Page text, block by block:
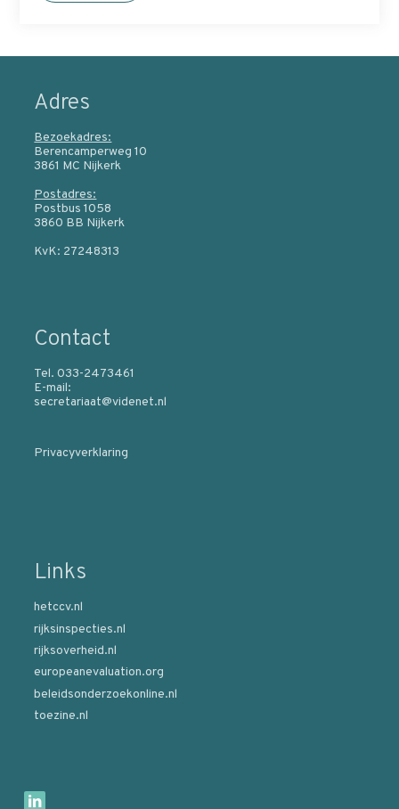
Adres
Bezoekadres:
Berencamperweg 10
3861 MC Nijkerk
Postadres:
Postbus 1058
3860 BB Nijkerk
KvK: 27248313
Contact
Tel. 033-2473461
E-mail:
secretariaat@videnet.nl
Privacyverklaring
Links
hetccv.nl
rijksinspecties.nl
rijksoverheid.nl
europeanevaluation.org
beleidsonderzoekonline.nl
toezine.nl
B